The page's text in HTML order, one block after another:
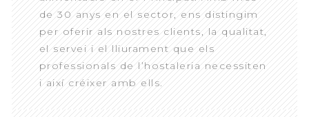
de 30 anys en el sector, ens distingim
per oferir als nostres clients, la qualitat,
el servei i el lliurament que els
professionals de l’hostaleria necessiten
i així créixer amb ells.